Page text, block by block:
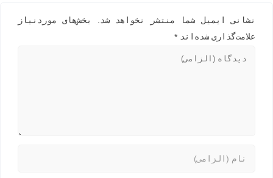
نشانی ایمیل شما منتشر نخواهد شد.
بخش‌های موردنیاز
علامت‌گذاری شده‌اند *